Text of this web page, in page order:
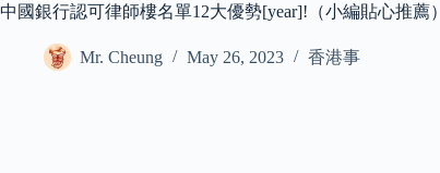
中國銀行認可律師樓名單12大優勢[year]!（小編貼心推薦）
Mr. Cheung May 26, 2023 香港事